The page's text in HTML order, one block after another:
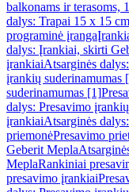
balkonams ir terasoms,
dalys: Trapai 15 x 15 cm
programinė įranga
dalys: Įrankiai, skirti
įrankiaiAtsarginės
įrankių suderinamumas
suderinamumas [1]
dalys: Presavimo
įrankiaiAtsarginės
priemonėPresavimo
Geberit Mepla
MeplaRankiniai
presavimo įrankiai